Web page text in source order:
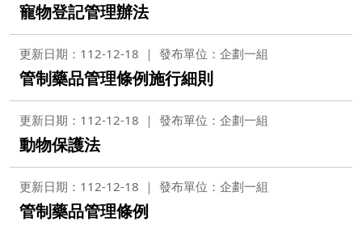
寵物登記管理辦法
更新日期：112-12-18 發布單位：企劃一組
管制藥品管理條例施行細則
更新日期：112-12-18 發布單位：企劃一組
動物保護法
更新日期：112-12-18 發布單位：企劃一組
管制藥品管理條例